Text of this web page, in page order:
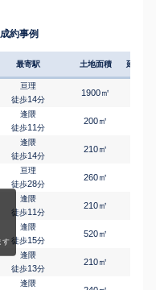
約事例
最寄駅 土地面積 延床面
亘理
徒歩14分
1900㎡
逢隈
徒歩11分
200㎡
逢隈
徒歩14分
210㎡
亘理
徒歩28分
260㎡
逢隈
徒歩11分
210㎡
逢隈
徒歩15分
520㎡
逢隈
徒歩13分
210㎡
逢隈